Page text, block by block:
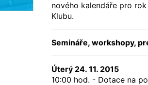
nového kalendáře pro
Klubu.
Semináře, workshopy,
Úterý 24. 11. 2015
10:00 hod. - Dotace na